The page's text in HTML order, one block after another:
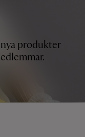
produkter